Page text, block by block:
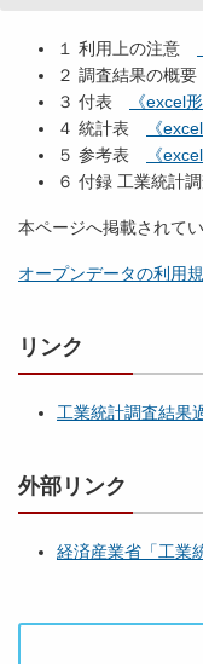
１ 利用上の注意
２ 調査結果の概要
３ 付表
《excel形
４ 統計表
《
５ 参考表
《
６ 付録 工業統計
本ページへ掲載されて
オープンデータの利用
リンク
工業統計調査結果
外部リンク
経済産業省「工業